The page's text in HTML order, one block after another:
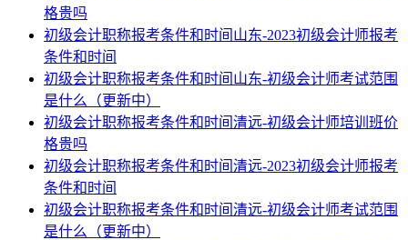
格贵吗
初级会计职称报考条件和时间山东-2023初级会计师报考
条件和时间
初级会计职称报考条件和时间山东-初级会计师考试范围
是什么（更新中）
初级会计职称报考条件和时间清远-初级会计师培训班价
格贵吗
初级会计职称报考条件和时间清远-2023初级会计师报考
条件和时间
初级会计职称报考条件和时间清远-初级会计师考试范围
是什么（更新中）